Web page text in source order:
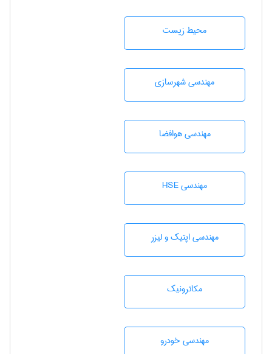
محيط زيست
مهندسی شهرسازی
مهندسی هوافضا
مهندسی HSE
مهندسی اپتیک و لیزر
مکاترونیک
مهندسی خودرو